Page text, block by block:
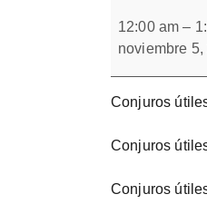
útiles.
Bloque
12:00 am –
noviembre 5,
Conjuros
Conjuros
Conjuros